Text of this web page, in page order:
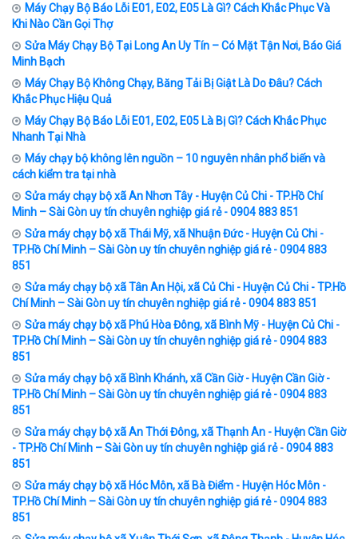
Máy Chạy Bộ Báo Lỗi E01, E02, E05 Là Gì? Cách Khắc Phục Và
Khi Nào Cần Gọi Thợ
Sửa Máy Chạy Bộ Tại Long An Uy Tín – Có Mặt Tận Nơi, Báo Giá
Minh Bạch
Máy Chạy Bộ Không Chạy, Băng Tải Bị Giật Là Do Đâu? Cách
Khắc Phục Hiệu Quả
Máy Chạy Bộ Báo Lỗi E01, E02, E05 Là Bị Gì? Cách Khắc Phục
Nhanh Tại Nhà
Máy chạy bộ không lên nguồn – 10 nguyên nhân phổ biến và
cách kiểm tra tại nhà
Sửa máy chạy bộ xã An Nhơn Tây - Huyện Củ Chi - TP.Hồ Chí
Minh – Sài Gòn uy tín chuyên nghiệp giá rẻ - 0904 883 851
Sửa máy chạy bộ xã Thái Mỹ, xã Nhuận Đức - Huyện Củ Chi -
TP.Hồ Chí Minh – Sài Gòn uy tín chuyên nghiệp giá rẻ - 0904 883
851
Sửa máy chạy bộ xã Tân An Hội, xã Củ Chi - Huyện Củ Chi - TP.Hồ
Chí Minh – Sài Gòn uy tín chuyên nghiệp giá rẻ - 0904 883 851
Sửa máy chạy bộ xã Phú Hòa Đông, xã Bình Mỹ - Huyện Củ Chi -
TP.Hồ Chí Minh – Sài Gòn uy tín chuyên nghiệp giá rẻ - 0904 883
851
Sửa máy chạy bộ xã Bình Khánh, xã Cần Giờ - Huyện Cần Giờ -
TP.Hồ Chí Minh – Sài Gòn uy tín chuyên nghiệp giá rẻ - 0904 883
851
Sửa máy chạy bộ xã An Thới Đông, xã Thạnh An - Huyện Cần Giờ
- TP.Hồ Chí Minh – Sài Gòn uy tín chuyên nghiệp giá rẻ - 0904 883
851
Sửa máy chạy bộ xã Hóc Môn, xã Bà Điểm - Huyện Hóc Môn -
TP.Hồ Chí Minh – Sài Gòn uy tín chuyên nghiệp giá rẻ - 0904 883
851